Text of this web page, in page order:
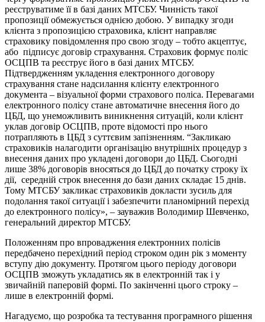
реєструватиме її в базі даних МТСБУ. Чинність такої
пропозиції обмежується однією добою. У випадку згоди
клієнта з пропозицією страховика, клієнт направляє
страховику повідомлення про свою згоду – тобто акцептує,
або підписує договір страхування. Страховик формує поліс
ОСЦПВ та реєструє його в базі даних МТСБУ.
Підтвердженням укладення електронного договору
страхування стане надсилання клієнту електронного
документа – візуальної форми страхового поліса. Перевагами
електронного полісу стане автоматичне внесення його до
ЦБД, що унеможливить виникнення ситуацій, коли клієнт
уклав договір ОСЦПВ, проте відомості про нього
потрапляють в ЦБД з суттєвим запізненням. “Закликаю
страховиків налагодити організацію внутрішніх процедур з
внесення даних про укладені договори до ЦБД. Сьогодні
лише 38% договорів вносяться до ЦБД до початку строку їх
дії, середній строк внесення до бази даних складає 15 днів.
Тому МТСБУ закликає страховиків докласти зусиль для
подолання такої ситуації і забезпечити планомірний перехід
до електронного полісу», – зауважив Володимир Шевченко,
генеральний директор МТСБУ.
Положенням про впровадження електронних полісів
передбачено перехідний період строком один рік з моменту
вступу дію документу. Протягом цього періоду договори
ОСЦПВ зможуть укладатись як в електронній так і у
звичайній паперовій формі. По закінченні цього строку –
лише в електронній формі.
Нагадуємо, що розробка та тестування програмного рішення